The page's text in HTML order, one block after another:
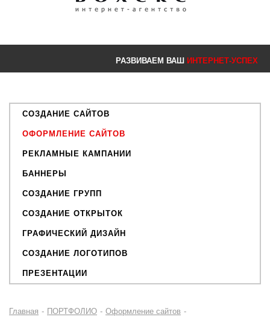
РАЗВИВАЕМ ВАШ ИНТЕРНЕТ-УСПЕХ
СОЗДАНИЕ САЙТОВ
ОФОРМЛЕНИЕ САЙТОВ
РЕКЛАМНЫЕ КАМПАНИИ
БАННЕРЫ
СОЗДАНИЕ ГРУПП
СОЗДАНИЕ ОТКРЫТОК
ГРАФИЧЕСКИЙ ДИЗАЙН
СОЗДАНИЕ ЛОГОТИПОВ
ПРЕЗЕНТАЦИИ
Главная - ПОРТФОЛИО - Оформление сайтов -